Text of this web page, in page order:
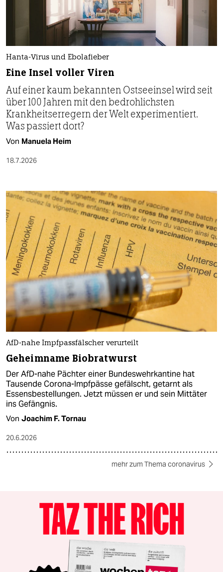
Hanta-Virus und Ebolafieber
Eine Insel voller Viren
Auf einer kaum bekannten Ostseeinsel wird seit
über 100 Jahren mit den bedrohlichsten
Krankheitserregern der Welt experimentiert.
Was passiert dort?
Von Manuela Heim
18.7.2026
AfD-nahe Impfpassfälscher verurteilt
Geheimname Biobratwurst
Der AfD-nahe Pächter einer Bundeswehrkantine hat
Tausende Corona-Impfpässe gefälscht, getarnt als
Essensbestellungen. Jetzt müssen er und sein Mittäter
ins Gefängnis.
Von Joachim F. Tornau
20.6.2026
mehr zum Thema coronavirus